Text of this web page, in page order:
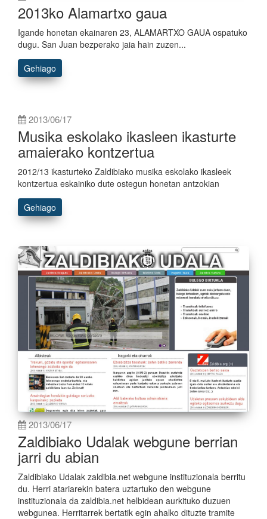
2013ko Alamartxo gaua
Igande honetan ekainaren 23, ALAMARTXO GAUA ospatuko
dugu. San Juan bezperako jaia hain zuzen...
Gehiago
2013/06/17
Musika eskolako ikasleen ikasturte
amaierako kontzertua
2012/13 ikasturteko Zaldibiako musika eskolako ikasleek
kontzertua eskainiko dute ostegun honetan antzokian
Gehiago
2013/06/17
Zaldibiako Udalak webgune berrian
jarri du abian
Zaldibiako Udalak zaldibia.net webgune instituzionala berritu
du. Herri atariarekin batera uztartuko den webgune
instituzionala da zaldibia.net helbidean aurkituko duzuen
webgunea. Herritarrek bertatik egin ahalko dituzte tramite